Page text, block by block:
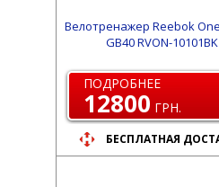
Велотренажер Reebok
GB40 RVON-10101BK
ПОДРОБНЕЕ
12800 ГРН.
БЕСПЛАТНАЯ